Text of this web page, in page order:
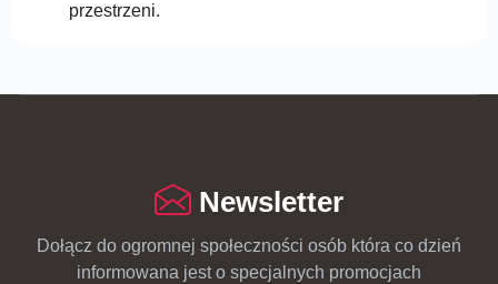
przestrzeni.
Newsletter
Dołącz do ogromnej społeczności osób która co dzień
informowana jest o specjalnych promocjach